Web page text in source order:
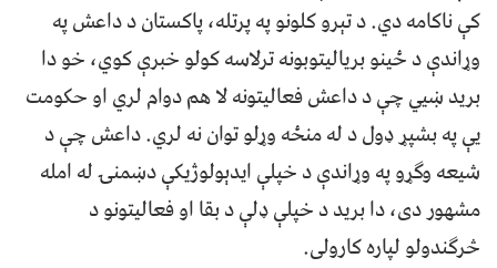
کې ناکامه دي. د تېرو کلونو په پرتله، پاکستان د داعش په
وړاندې د ځینو بریالیتوبونه ترلاسه کولو خبرې کوي، خو دا
برید ښيي چې د داعش فعالیتونه لا هم دوام لري او حکومت
یې په بشپړ ډول د له منځه وړلو توان نه لري. داعش چې د
شیعه وګړو په وړاندې د خپلې ایدېولوژیکې دښمنۍ له امله
مشهور دی، دا برید د خپلې ډلې د بقا او فعالیتونو د
څرګندولو لپاره کارولی.